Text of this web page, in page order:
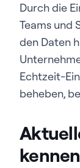
Durch die
Teams und
den Daten
Echtzeit-
beheben,